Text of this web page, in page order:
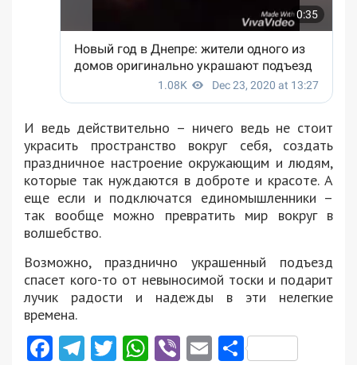
И ведь действительно – ничего ведь не стоит
украсить пространство вокруг себя, создать
праздничное настроение окружающим и людям,
которые так нуждаются в доброте и красоте. А
еще если и подключатся единомышленники –
так вообще можно превратить мир вокруг в
волшебство.
Возможно, празднично украшенный подъезд
спасет кого-то от невыносимой тоски и подарит
лучик радости и надежды в эти нелегкие
времена.
Facebook
Telegram
Twitter
WhatsApp
ViberEmail